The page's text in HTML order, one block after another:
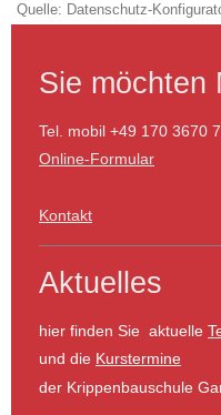
Quelle: Datenschutz-
Sie möchten
Tel. mobil +49 170 3670
Online-Formular
Kontakt
Aktuelles
hier finden Sie aktuelle
und die Kurstermine
der Krippenbauschule